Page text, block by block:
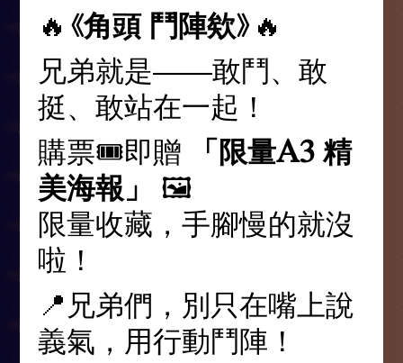
🔥 《角頭 鬥陣欸》🔥
兄弟就是——敢鬥、敢
挺、敢站在一起！
購票🎟️即贈 「限量A3 精
美海報」 🖼️
限量收藏，手腳慢的就沒
啦！
📍兄弟們，別只在嘴上說
義氣，用行動鬥陣！